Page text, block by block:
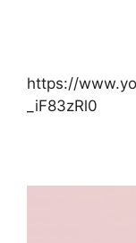
https://
_iF83zRl0